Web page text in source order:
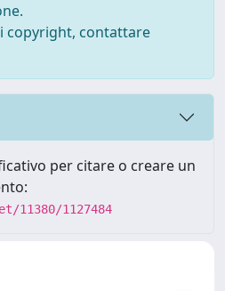
copyright, contattare
per citare o creare un
11380/1127484